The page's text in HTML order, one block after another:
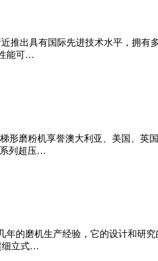
推出具有国际先进技术水平，拥
能可…
形磨粉机享誉澳大利亚、美国、
列超压…
年的磨机生产经验，它的设计和研
细立式…